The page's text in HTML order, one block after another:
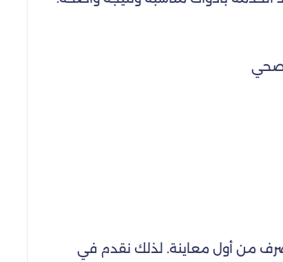
صحي
من أول معاينة. لذلك نقدم في